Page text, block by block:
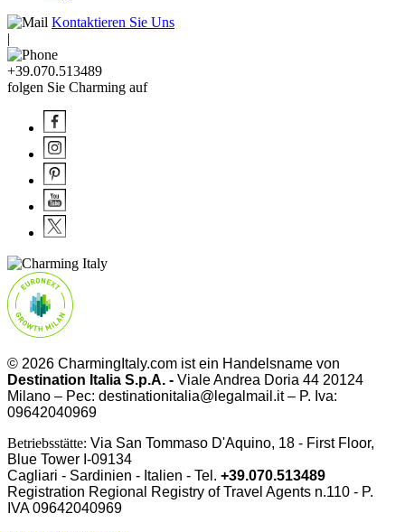
Kontaktieren Sie Uns
|
+39.070.513489
folgen Sie Charming auf
© 2026 CharmingItaly.com ist ein Handelsname von
Destination Italia S.p.A. - Viale Andrea Doria 44 20124
Milano – Pec: destinationitalia@legalmail.it – P. Iva:
09642040969
Betriebsstätte: Via San Tommaso D'Aquino, 18 - First Floor,
Blue Tower I-09134
Cagliari - Sardinien - Italien - Tel. +39.070.513489
Registration Regional Registry of Travel Agents n.110 - P.
IVA09642040969